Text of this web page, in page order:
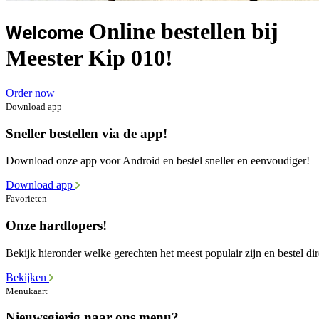
Welcome Online bestellen bij
Meester Kip 010!
Order now
Download app
Sneller bestellen via de app!
Download onze app voor Android en bestel sneller en eenvoudiger!
Download app
Favorieten
Onze hardlopers!
Bekijk hieronder welke gerechten het meest populair zijn en bestel
Bekijken
Menukaart